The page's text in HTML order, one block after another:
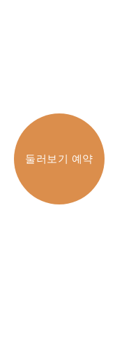
둘러보기 예약